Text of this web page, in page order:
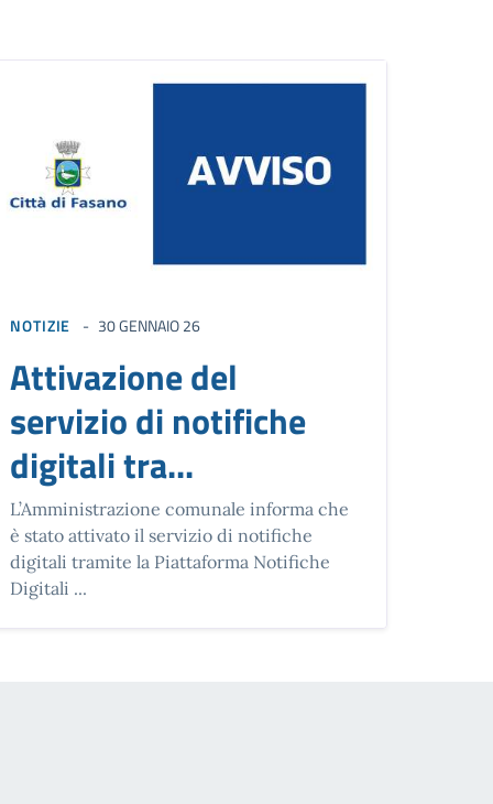
NOTIZIE 30 GENNAIO 26
Attivazione del
servizio di notifiche
digitali tra...
L’Amministrazione comunale informa che
è stato attivato il servizio di notifiche
digitali tramite la Piattaforma Notifiche
Digitali ...